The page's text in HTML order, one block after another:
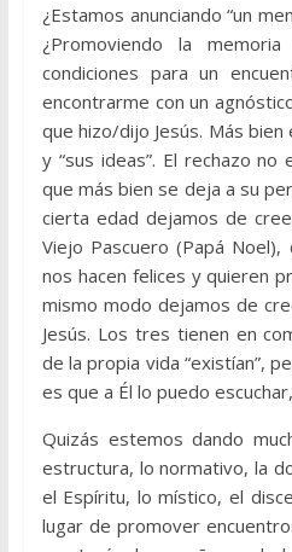
¿Estamos anunciando “un
¿Promoviendo la
condiciones para un
encontrarme con un
que hizo/dijo Jesús. Más
y “sus ideas”. El rechazo no
que más bien se deja a su
cierta edad dejamos de
Viejo Pascuero (Papá
nos hacen felices y quieren
mismo modo dejamos de
Jesús. Los tres tienen en
de la propia vida “existían”,
es que a Él lo puedo
Quizás estemos dando
estructura, lo normativo, la
el Espíritu, lo místico, el
lugar de promover